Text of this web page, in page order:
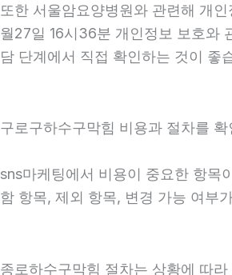
또한 서울암요양병원와 관련해 개
월27일 16시36분 개인정보 보호와
담 단계에서 직접 확인하는 것이 좋
구로구하수구막힘 비용과 절차를
sns마케팅에서 비용이 중요한 항목
함 항목, 제외 항목, 변경 가능 여부
종로하수구막힘 절차는 상황에 따